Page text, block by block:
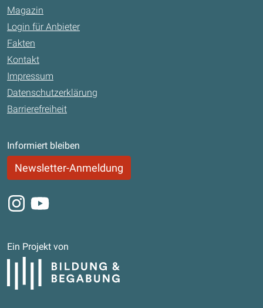
Magazin
Login für Anbieter
Fakten
Kontakt
Impressum
Datenschutzerklärung
Barrierefreiheit
Informiert bleiben
Newsletter-Anmeldung
Instagram
Youtube
Ein Projekt von
Bildung und Begabung